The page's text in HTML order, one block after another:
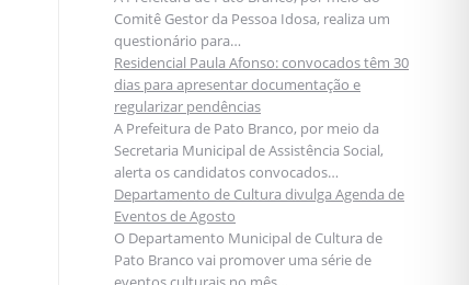
Comitê Gestor da Pessoa Idosa, realiza um
questionário para…
Residencial Paula Afonso: convocados têm 30
dias para apresentar documentação e
regularizar pendências
A Prefeitura de Pato Branco, por meio da
Secretaria Municipal de Assistência Social,
alerta os candidatos convocados…
Departamento de Cultura divulga Agenda de
Eventos de Agosto
O Departamento Municipal de Cultura de
Pato Branco vai promover uma série de